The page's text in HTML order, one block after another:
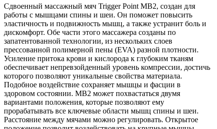
Cдвоенный массажный мяч Trigger Point MB2, создан для
работы с мышцами спины и шеи. Он поможет повысить
эластичность и подвижность мышц, а также устранит боль и
дискомфорт. Обе части этого массажера созданы по
запатентованной технологии, из нескольких слоев
прессованной полимерной пены (EVA) разной плотности.
Усиление притока крови и кислорода к глубоким тканям
обеспечивает непревзойденный уровень компрессии, достичь
которого позволяют уникальные свойства материала.
Подобное воздействие сохраняет мышцы и фасции в
здоровом состоянии. MB2 может похвастаться двумя
вариантами положения, которые позволяют ему
прорабатывать все ключевые области мышц спины и шеи.
Расстояние между мячами можно регулировать. Открытое